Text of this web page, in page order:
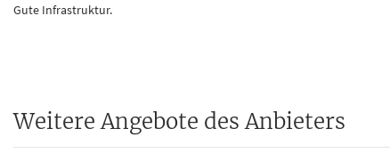
Gute Infrastruktur.
Weitere Angebote des Anbieters